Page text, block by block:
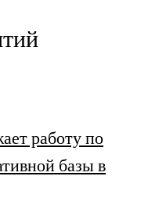
работу по
базы в